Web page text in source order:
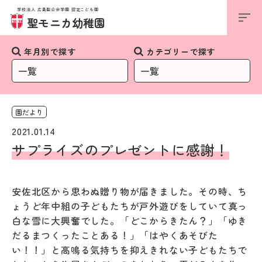
学校法人 広島聖公会学園 認定こども園
聖モニカ幼稚園
年月別で探す カテゴリーで探す
園だより
2021.01.14
サプライズのプレゼントに感謝！
安佐北区から思わぬ贈り物が届きました。その時、ち
ょうど年中組の子どもたちが戸外遊びをしていて真っ
白な雪に大興奮でした。「どこからきたん？」「ゆき
だるまつくったことある！」「はやくあそびた
い！！」と高鳴る気持ちを抑えきれない子どもたちで